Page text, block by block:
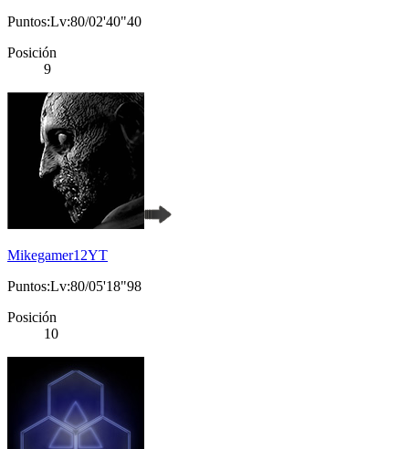
Puntos:Lv:80/02'40"40
Posición
9
Mikegamer12YT
Puntos:Lv:80/05'18"98
Posición
10